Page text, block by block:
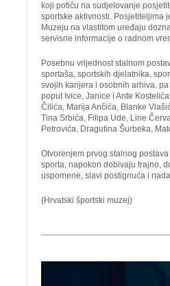
koji potiču na sudjelovanje
sportske aktivnosti. Posjetiteljima
Muzeju na vlastitom uređaju
servisne informacije o radnom
Posebnu vrijednost stalnom
sportaša, sportskih djelatnika,
svojih karijera i osobnih arhiva.
poput Ivice, Janice i Ante
Čilića, Marija Ančića, Blanke
Tina Srbića, Filipa Ude, Line
Petrovića, Dragutina Šurbeka,
Otvorenjem prvog stalnog
sporta, napokon dobivaju trajno,
uspomene, slavi postignuća i
(Hrvatski športski muzej)